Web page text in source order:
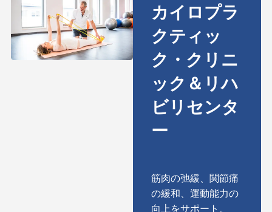
カイロプラ
クティッ
ク・クリニ
ック＆リハ
ビリセンタ
ー
筋肉の弛緩、関節痛
の緩和、運動能力の
向上をサポート。